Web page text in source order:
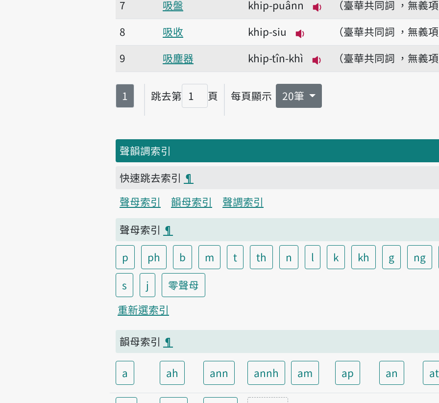
7
吸盤
khip-puânn
播放音讀khip-puânn
（臺華共同詞 ，無義項
8
吸收
khip-siu
播放音讀khip-siu
（臺華共同詞 ，無義項
9
吸塵器
khip-tîn-khì
播放音讀khip-tîn-khì
（臺華共同詞 ，無義項
第
1 跳去第
頁碼
頁 每頁顯示 20筆
聲韻調索引
快速跳去索引 ¶
聲母索引
韻母索引
聲調索引
聲母索引 ¶
p
ph b m t th n l k kh g ng
s
j
零聲母
重新選索引
韻母索引 ¶
a ah ann annh am ap an at